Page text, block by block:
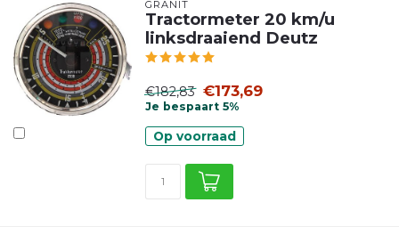
GRANIT
Tractormeter 20 km/u
linksdraaiend Deutz
€182,83 €173,69
Je bespaart 5%
Op voorraad